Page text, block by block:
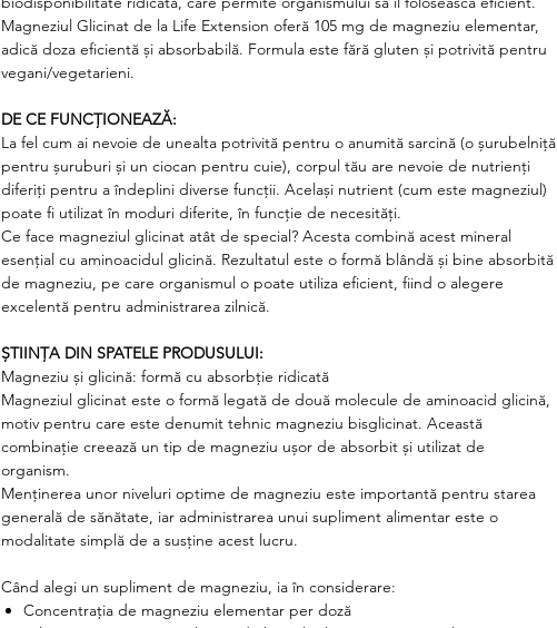
Magneziul Glicinat de la Life Extension oferă 105 mg de magneziu elementar,
adică doza eficientă și absorbabilă. Formula este fără gluten și potrivită pentru
vegani/vegetarieni.
DE CE FUNCȚIONEAZĂ:
La fel cum ai nevoie de unealta potrivită pentru o anumită sarcină (o șurubelniță
pentru șuruburi și un ciocan pentru cuie), corpul tău are nevoie de nutrienți
diferiți pentru a îndeplini diverse funcții. Același nutrient (cum este magneziul)
poate fi utilizat în moduri diferite, în funcție de necesități.
Ce face magneziul glicinat atât de special? Acesta combină acest mineral
esențial cu aminoacidul glicină. Rezultatul este o formă blândă și bine absorbită
de magneziu, pe care organismul o poate utiliza eficient, fiind o alegere
excelentă pentru administrarea zilnică.
ȘTIINȚA DIN SPATELE PRODUSULUI:
Magneziu și glicină: formă cu absorbție ridicată
Magneziul glicinat este o formă legată de două molecule de aminoacid glicină,
motiv pentru care este denumit tehnic magneziu bisglicinat. Această
combinație creează un tip de magneziu ușor de absorbit și utilizat de
organism.
Menținerea unor niveluri optime de magneziu este importantă pentru starea
generală de sănătate, iar administrarea unui supliment alimentar este o
modalitate simplă de a susține acest lucru.
Când alegi un supliment de magneziu, ia în considerare:
Concentrația de magneziu elementar per doză